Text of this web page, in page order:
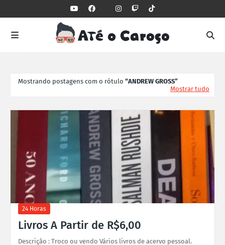
Mostrando postagens com o rótulo
ANDREW GROSS
Mostrar tudo
24 Horas
Livros A Partir de R$6,00
Descrição : Troco ou vendo Vários livros de acervo pessoal.